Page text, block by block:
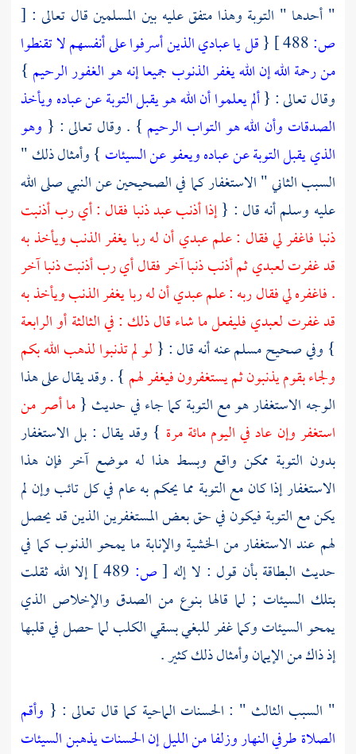
" أحدها " التوبة وهذا متفق عليه بين المسلمين قال تعالى : [
ص:
{قل يا عبادي الذين أسرفوا على أنفسهم لا تقنطوا
من رحمة الله إن الله يغفر الذنوب جميعا إنه هو الغفور الرحيم }
وقال تعالى : {ألم يعلموا أن الله هو يقبل التوبة عن عباده ويأخذ
الصدقات وأن الله هو التواب الرحيم } . وقال تعالى : { وهو
الذي يقبل التوبة عن عباده ويعفو عن السيئات } وأمثال ذلك "
السبب الثاني " الاستغفار كما في الصحيحين عن النبي صلى الله
عليه وسلم أنه قال : {إذا أذنب عبد ذنبا فقال : أي رب أذنبت
ذنبا فاغفر لي فقال : علم عبدي أن له ربا يغفر الذنب ويأخذ به
قد غفرت لعبدي ثم أذنب ذنبا آخر فقال أي رب أذنبت ذنبا آخر
. فاغفره لي فقال ربه : علم عبدي أن له ربا يغفر الذنب ويأخذ به
قد غفرت لعبدي فليفعل ما شاء قال ذلك : في الثالثة أو الرابعة
} وفي صحيحمسلمعنه أنه قال : { لو لم تذنبوا لذهب الله بكم
ولجاء بقوم يذنبون ثم يستغفرون فيغفر لهم } . وقد يقال على هذا
الوجه الاستغفار هو مع التوبة كما جاء في حديث {ما أصر من
استغفر وإن عاد في اليوم مائة مرة } وقد يقال : بل الاستغفار
بدون التوبة ممكن واقع وبسط هذا له موضع آخر فإن هذا
الاستغفار إذا كان مع التوبة مما يحكم به عام في كل تائب وإن لم
يكن مع التوبة فيكون في حق بعض المستغفرين الذين قد يحصل
لهم عند الاستغفار من الخشية والإنابة ما يمحو الذنوب كما في
حديث البطاقة بأن قول : لا إله [ص:
إلا الله ثقلت
بتلك السيئات ; لما قالها بنوع من الصدق والإخلاص الذي
يمحو السيئات وكما غفر للبغي بسقي الكلب لما حصل في قلبها
إذ ذاك من الإيمان وأمثال ذلك كثير .
" السبب الثالث " : الحسنات الماحية كما قال تعالى : { وأقم
الصلاة طرفي النهار وزلفا من الليل إن الحسنات يذهبن السيئات